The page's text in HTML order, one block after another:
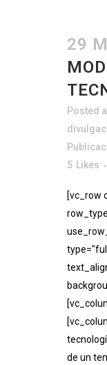
29
Posted
5 Likes
[vc_row
de un